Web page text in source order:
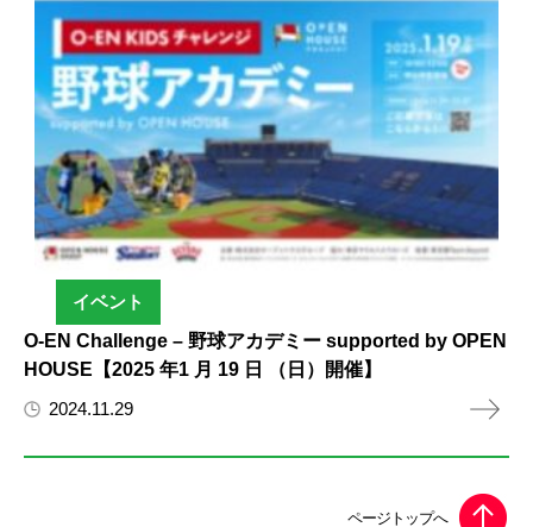
イベント
O-EN Challenge – 野球アカデミー supported by OPEN
HOUSE【2025 年1 月 19 日 （日）開催】
2024.11.29